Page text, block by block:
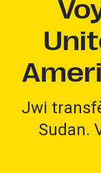
Jwi
Sudan.